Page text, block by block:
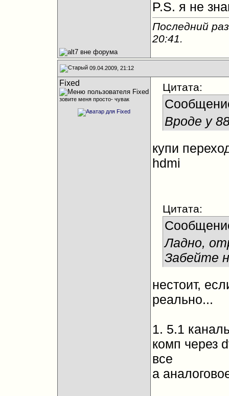
P.S. я не
Последний
20:41.
09.04.2009, 21:12
Fixed
зовите меня просто- чувак
Цитата:
Вроде у
купи
hdmi
Цитата:
Ладно,
Забейте
нестоит,
реально...
1. 5.1
комп через
все
а